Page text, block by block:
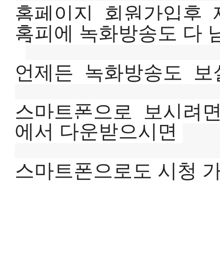
홈페이지  회원가입후
홈피에 녹화방송도 다
언제든  녹화방송도
스마트폰으로  보시려
에서 다운받으시면
스마트폰으로도 시청